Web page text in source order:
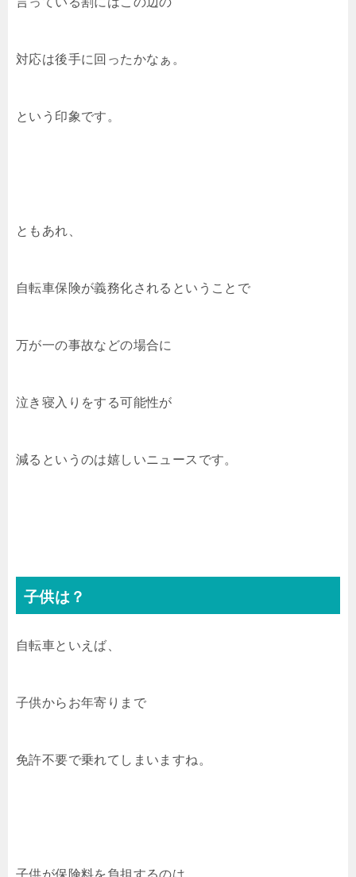
対応は後手に回ったかなぁ。
という印象です。
ともあれ、
自転車保険が義務化されるということで
万が一の事故などの場合に
泣き寝入りをする可能性が
減るというのは嬉しいニュースです。
子供は？
自転車といえば、
子供からお年寄りまで
免許不要で乗れてしまいますね。
子供が保険料を負担するのは